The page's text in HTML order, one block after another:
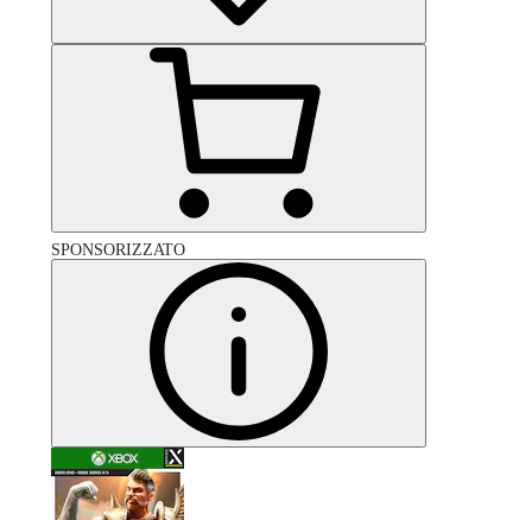
SPONSORIZZATO